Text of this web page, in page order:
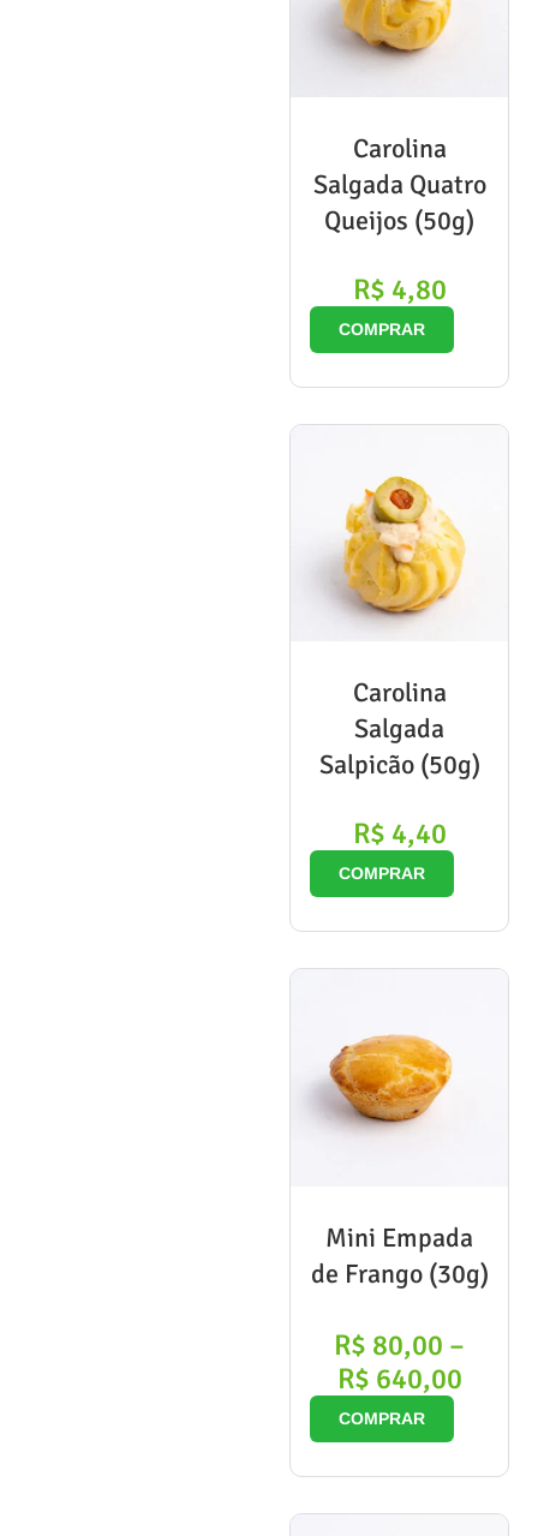
Carolina
Salgada Quatro
Queijos (50g)
R$ 4,80
COMPRAR
Carolina
Salgada
Salpicão (50g)
R$ 4,40
COMPRAR
Mini Empada
de Frango (30g)
R$ 80,00 –
R$ 640,00
COMPRAR